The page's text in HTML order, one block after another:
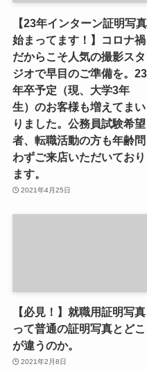
【23年インターン証明写真
始まってます！】コロナ禍
だからこそ人気の撮影スタ
ジオで早目のご準備を。23
年卒予定（現、大学3年
生）のお客様も増えてまい
りました。公務員試験希望
者、転職活動の方も年齢問
わずご来店いただいており
ます。
2021年4月25日
【必見！】就職用証明写真
って普通の証明写真とどこ
が違うのか。
2021年2月8日